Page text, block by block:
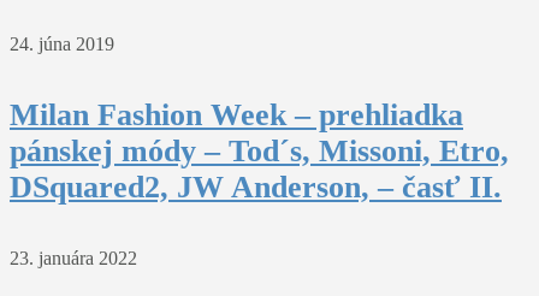
24. júna 2019
Milan Fashion Week – prehliadka
pánskej módy – Tod´s, Missoni, Etro,
DSquared2, JW Anderson, – časť II.
23. januára 2022